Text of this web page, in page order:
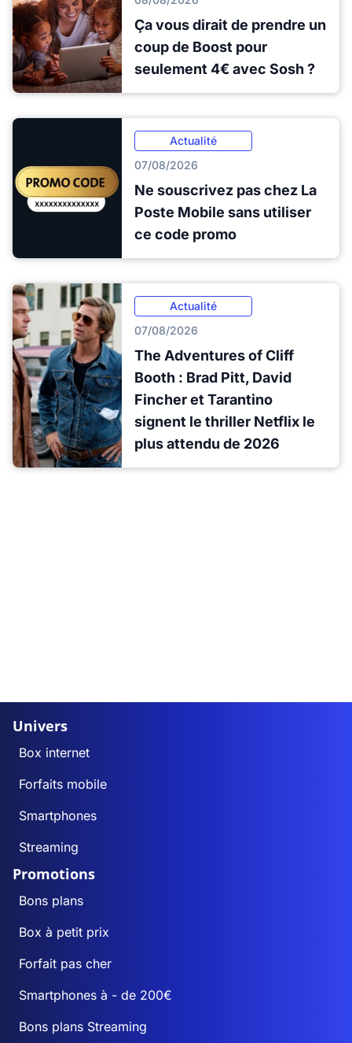
Ça vous dirait de prendre un
coup de Boost pour
seulement 4€ avec Sosh ?
Actualité
07/08/2026
Ne souscrivez pas chez La
Poste Mobile sans utiliser
ce code promo
Actualité
07/08/2026
The Adventures of Cliff
Booth : Brad Pitt, David
Fincher et Tarantino
signent le thriller Netflix le
plus attendu de 2026
Univers
Box internet
Forfaits mobile
Smartphones
Streaming
Promotions
Bons plans
Box à petit prix
Forfait pas cher
Smartphones à - de 200€
Bons plans Streaming